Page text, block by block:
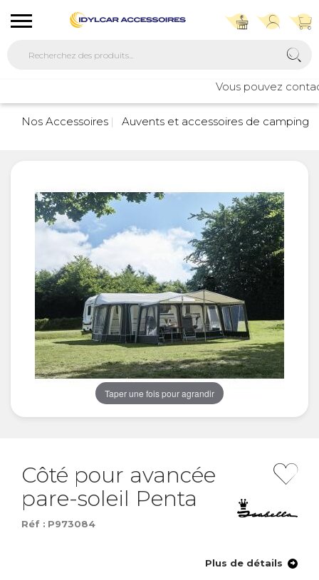
Vous pouvez
Nos Accessoires Auvents et accessoires de camping
Taper une fois pour agrandir
Côté pour avancée
pare-soleil Penta
Réf : P973084
Plus de détails